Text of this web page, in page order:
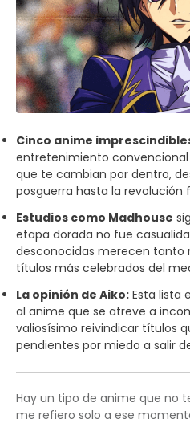
Cinco anime
entretenimiento
que te cambian por dentro,
posguerra hasta la revolución
Estudios como Madhouse
etapa dorada no fue
desconocidas merecen tanto
títulos más celebrados del
La opinión de Aiko: Esta lista
al anime que se atreve a
valiosísimo reivindicar títulos
pendientes por miedo a salir
Hay un tipo de anime que no
me refiero solo a ese